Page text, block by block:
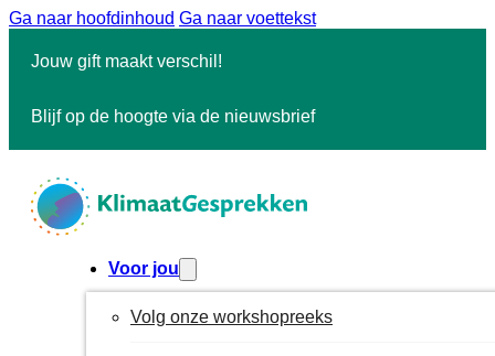
Ga naar hoofdinhoud Ga naar voettekst
Jouw gift maakt verschil!
Blijf op de hoogte via de nieuwsbrief
Voor jou
Volg onze workshopreeks